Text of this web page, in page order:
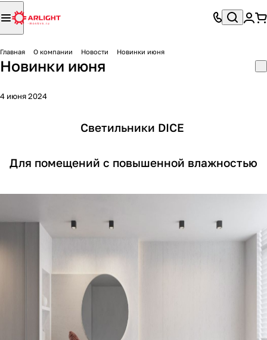
Главная О компании Новости Новинки июня
Новинки июня
4 июня 2024
Светильники DICE
Для помещений с повышенной влажностью